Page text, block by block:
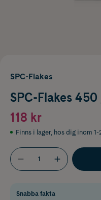
SPC-Flakes
SPC-Flakes 450
118 kr
Finns i lager, hos dig inom
Snabba fakta